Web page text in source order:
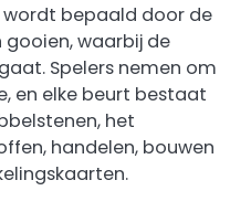
bepaald door de
waarbij de
Spelers nemen om
en elke beurt bestaat
het
handelen, bouwen